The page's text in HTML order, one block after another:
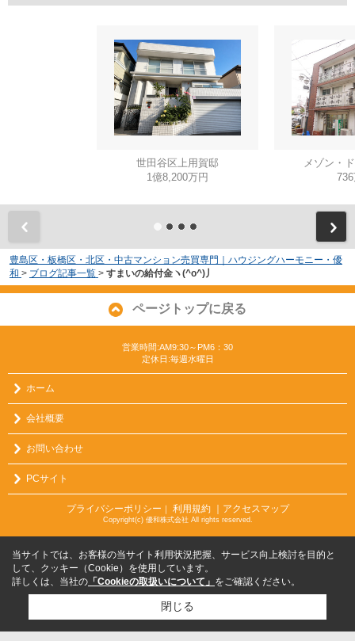
世田谷区上用賀邸
1億8,200万円
メゾン・
豊島区・板橋区・北区・中古マンション売買専門｜ハウジングハーモニー・優
和 > ブログ記事一覧 > すまいの給付金ヽ(^o^)丿
ページトップに戻る
営業時間:AM9:30～PM6：30
定休日:毎週水曜日
ホーム
会社概要
お問い合わせ
PCサイト
プライバシーポリシー ｜ 利用規約 ｜アクセスマップ
Copyright(c) 優和株式会社 All rights reserved.
当サイトでは、お客様の当サイト利用状況把握、サービス向上検討を目的と
して、クッキー（Cookie）を使用しています。
詳しくは、当社の 「Cookieの取扱いについて」 をご確認ください。
閉じる